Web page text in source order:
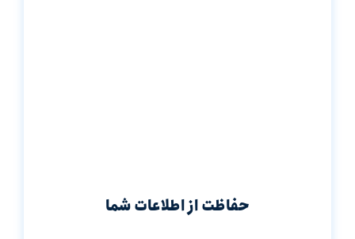
حفاظت از اطلاعات شما